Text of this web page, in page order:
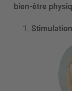
bien-être